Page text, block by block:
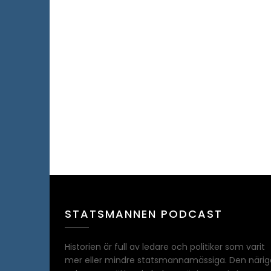
STATSMANNEN PODCAST
Historien är full av ledare och politiker som varit
mer eller mindre statsmannamässiga. Den